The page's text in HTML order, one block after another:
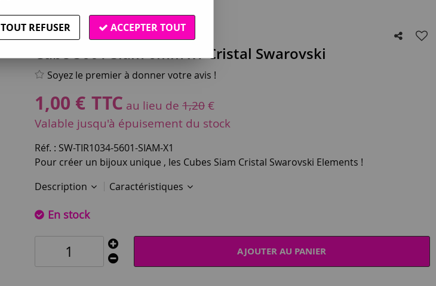
Swarovski®
Cube 5601 Siam 6mm x1 Cristal Swarovski
Soyez le premier à donner votre avis !
1,00 € TTC au lieu de 1,20€
Valable jusqu'à épuisement du stock
Réf. : SW-TIR1034-5601-SIAM-X1
Pour créer un bijoux unique , les Cubes Siam Cristal Swarovski Elements !
Description
Caractéristiques
En stock
AJOUTER AU PANIER
TOUT REFUSER ACCEPTER TOUT